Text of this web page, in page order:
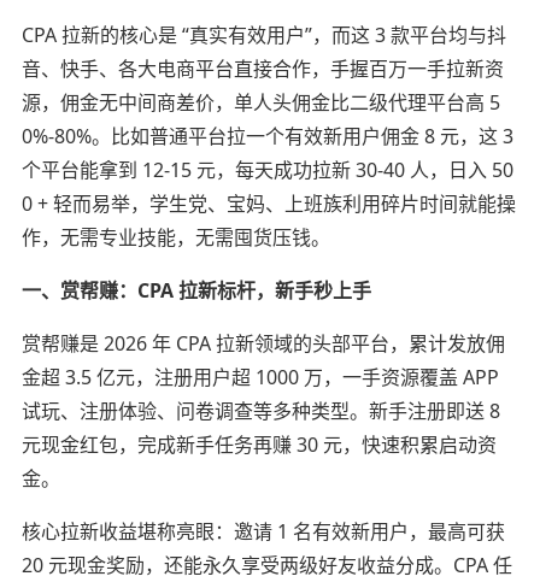
CPA 拉新的核心是 “真实有效用户”，而这 3 款平台均与抖
音、快手、各大电商平台直接合作，手握百万一手拉新资
源，佣金无中间商差价，单人头佣金比二级代理平台高 5
0%-80%。比如普通平台拉一个有效新用户佣金 8 元，这 3
个平台能拿到 12-15 元，每天成功拉新 30-40 人，日入 50
0 + 轻而易举，学生党、宝妈、上班族利用碎片时间就能操
作，无需专业技能，无需囤货压钱。
一、赏帮赚：CPA 拉新标杆，新手秒上手
赏帮赚是 2026 年 CPA 拉新领域的头部平台，累计发放佣
金超 3.5 亿元，注册用户超 1000 万，一手资源覆盖 APP
试玩、注册体验、问卷调查等多种类型。新手注册即送 8
元现金红包，完成新手任务再赚 30 元，快速积累启动资
金。
核心拉新收益堪称亮眼：邀请 1 名有效新用户，最高可获
20 元现金奖励，还能永久享受两级好友收益分成。CPA 任